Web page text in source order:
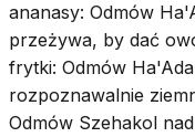
ananasy: Odmów
przeżywa, by dać
frytki: Odmów
rozpoznawalnie
Odmów Szehakol